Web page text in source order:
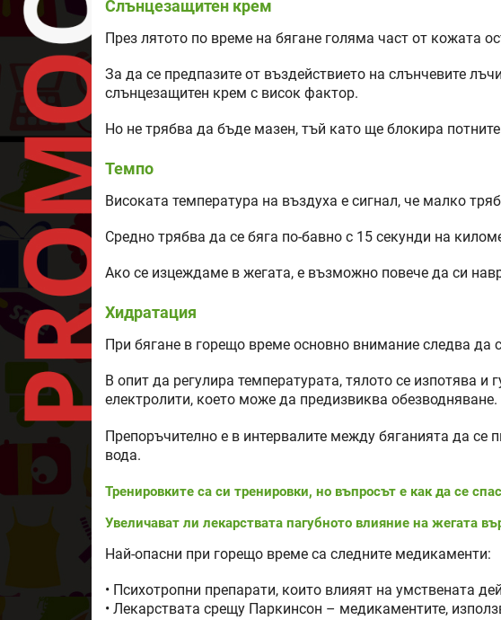
Слънцезащитен крем
През лятото по време на бягане голяма част от кожата
За да се предпазите от въздействието на слънчевите
слънцезащитен крем с висок фактор.
Но не трябва да бъде мазен, тъй като ще блокира
Темпо
Високата температура на въздуха е сигнал, че малко
Средно трябва да се бяга по-бавно с 15 секунди на
Ако се изцеждаме в жегата, е възможно повече да си
Хидратация
При бягане в горещо време основно внимание следва да
В опит да регулира температурата, тялото се изпотява и
електролити, което може да предизвиква обезводняване.
Препоръчително е в интервалите между бяганията да се
вода.
Тренировките са си тренировки, но въпросът е как да се
Увеличават ли лекарствата пагубното влияние на жегата
Най-опасни при горещо време са следните медикаменти:
• Психотропни препарати, които влияят на умствената
• Лекарствата срещу Паркинсон – медикаментите,